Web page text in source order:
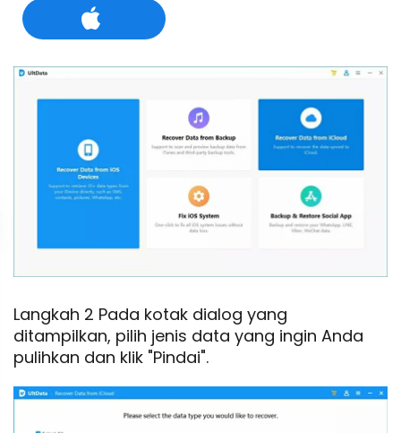
Langkah 2 Pada kotak dialog yang
ditampilkan, pilih jenis data yang ingin Anda
pulihkan dan klik "Pindai".